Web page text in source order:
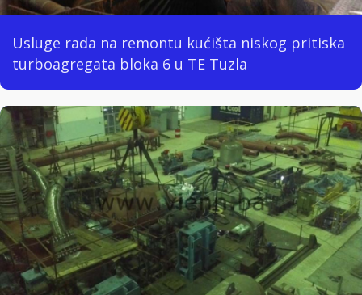
Usluge rada na remontu kućišta niskog pritiska
turboagregata bloka 6 u TE Tuzla